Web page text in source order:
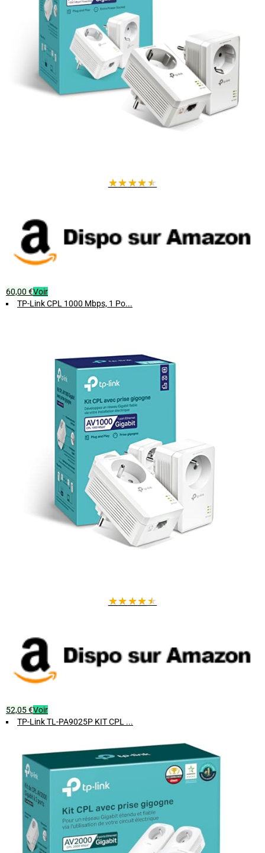
Avec ce pack de 2 boîtiers, transformez facilement vos prises
électriques en points d'accès internet performants. Parfait pour
étendre votre réseau dans toute la maison ou au bureau, sans les
contraintes d'installation d'un câble Ethernet traditionnel.
★★★★★
60,00 €Voir
TP-Link CPL 1000 Mbps, 1 Po...
★★★★★
52,05 €Voir
TP-Link TL-PA9025P KIT CPL ...